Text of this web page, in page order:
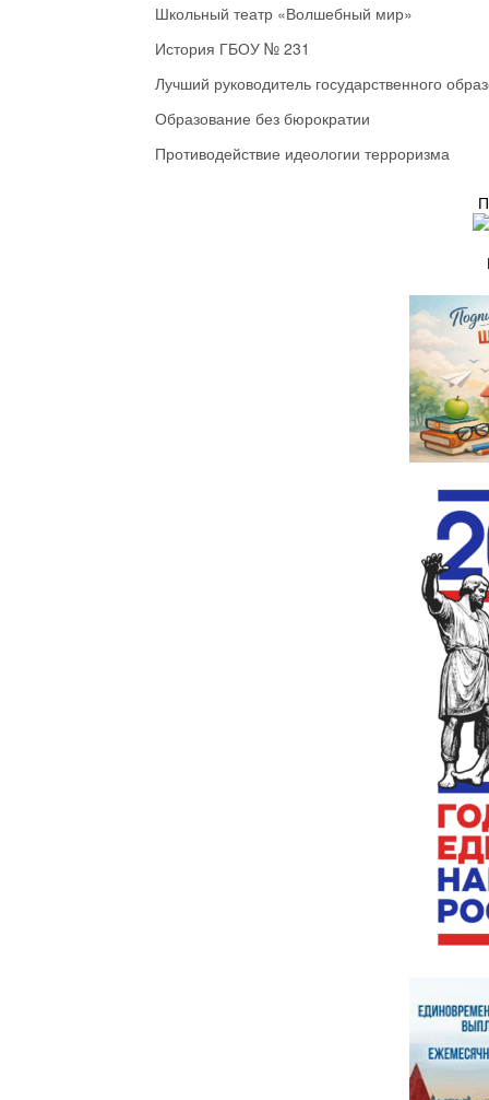
Школьный театр «Волшебный мир»
История ГБОУ № 231
Лучший руководитель государственного
Образование без бюрократии
Противодействие идеологии терроризма